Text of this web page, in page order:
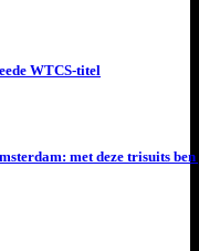
WTCS-titel
met deze trisuits ben